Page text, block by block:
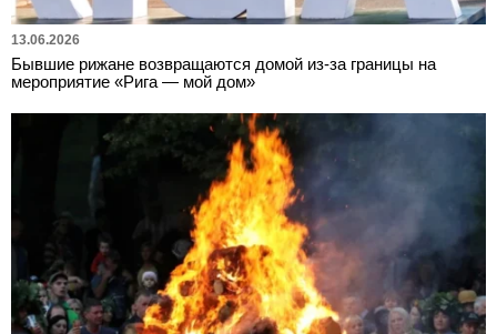
13.06.2026
Бывшие рижане возвращаются домой из-за границы на
мероприятие «Рига — мой дом»